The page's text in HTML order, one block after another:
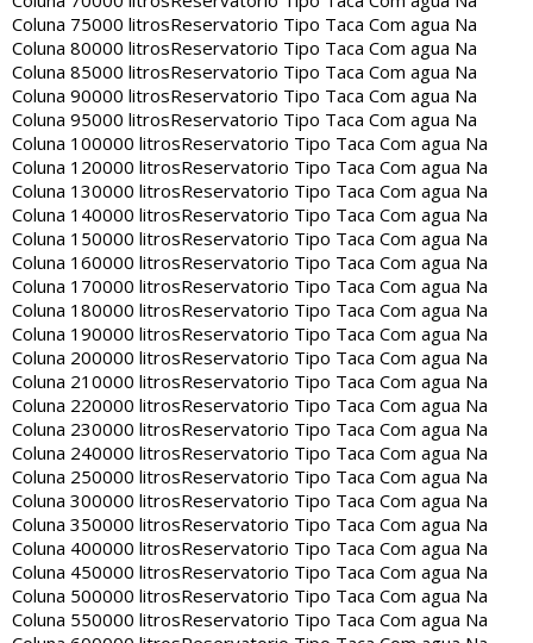
Coluna 75000 litrosReservatorio Tipo Taca Com agua Na
Coluna 80000 litrosReservatorio Tipo Taca Com agua Na
Coluna 85000 litrosReservatorio Tipo Taca Com agua Na
Coluna 90000 litrosReservatorio Tipo Taca Com agua Na
Coluna 95000 litrosReservatorio Tipo Taca Com agua Na
Coluna 100000 litrosReservatorio Tipo Taca Com agua Na
Coluna 120000 litrosReservatorio Tipo Taca Com agua Na
Coluna 130000 litrosReservatorio Tipo Taca Com agua Na
Coluna 140000 litrosReservatorio Tipo Taca Com agua Na
Coluna 150000 litrosReservatorio Tipo Taca Com agua Na
Coluna 160000 litrosReservatorio Tipo Taca Com agua Na
Coluna 170000 litrosReservatorio Tipo Taca Com agua Na
Coluna 180000 litrosReservatorio Tipo Taca Com agua Na
Coluna 190000 litrosReservatorio Tipo Taca Com agua Na
Coluna 200000 litrosReservatorio Tipo Taca Com agua Na
Coluna 210000 litrosReservatorio Tipo Taca Com agua Na
Coluna 220000 litrosReservatorio Tipo Taca Com agua Na
Coluna 230000 litrosReservatorio Tipo Taca Com agua Na
Coluna 240000 litrosReservatorio Tipo Taca Com agua Na
Coluna 250000 litrosReservatorio Tipo Taca Com agua Na
Coluna 300000 litrosReservatorio Tipo Taca Com agua Na
Coluna 350000 litrosReservatorio Tipo Taca Com agua Na
Coluna 400000 litrosReservatorio Tipo Taca Com agua Na
Coluna 450000 litrosReservatorio Tipo Taca Com agua Na
Coluna 500000 litrosReservatorio Tipo Taca Com agua Na
Coluna 550000 litrosReservatorio Tipo Taca Com agua Na